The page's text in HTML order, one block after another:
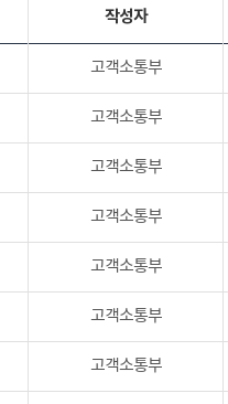
작성자
고객소통부
고객소통부
고객소통부
고객소통부
고객소통부
고객소통부
고객소통부